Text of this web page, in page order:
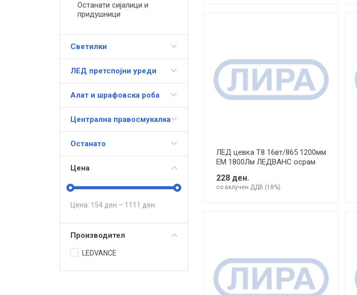
Останати сијалици и
придушници
Светилки
ЛЕД претспојни уреди
Алат и шрафовска роба
Централна правосмукалка
Останато
Цена
Цена: 154 ден – 1111 ден
Производител
LEDVANCE
ЛЕД цевка Т8 16вт/865 1200мм
ЕМ 1800Лм ЛЕДВАНС осрам
228 ден.
со вклучен ДДВ (18%)